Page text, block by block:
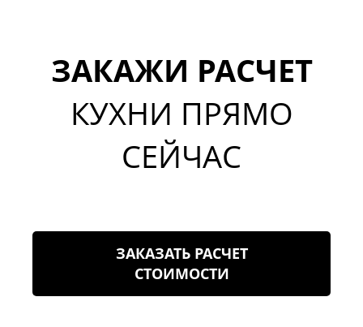
ЗАКАЖИ РАСЧЕТ
КУХНИ ПРЯМО
СЕЙЧАС
ЗАКАЗАТЬ РАСЧЕТ
СТОИМОСТИ